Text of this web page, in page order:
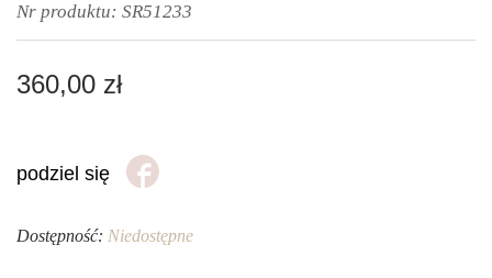
Nr produktu: SR51233
360,00 zł
podziel się
Dostępność: Niedostępne